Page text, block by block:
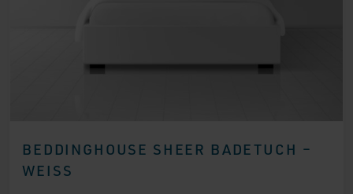
BEDDINGHOUSE SHEER BADETUCH –
WEISS